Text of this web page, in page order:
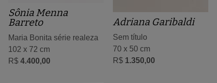
Sônia Menna
Barreto
Maria Bonita série realeza
102 x 72 cm
R$ 4.400,00
Adriana Garibaldi
Sem título
70 x 50 cm
R$ 1.350,00